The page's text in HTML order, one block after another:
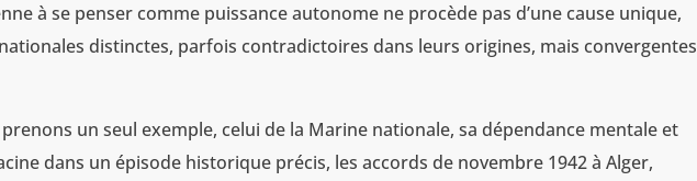
à se penser comme puissance autonome ne procède pas d’une cause unique,
distinctes, parfois contradictoires dans leurs origines, mais convergentes
un seul exemple, celui de la Marine nationale, sa dépendance mentale et
dans un épisode historique précis, les accords de novembre 1942 à Alger,